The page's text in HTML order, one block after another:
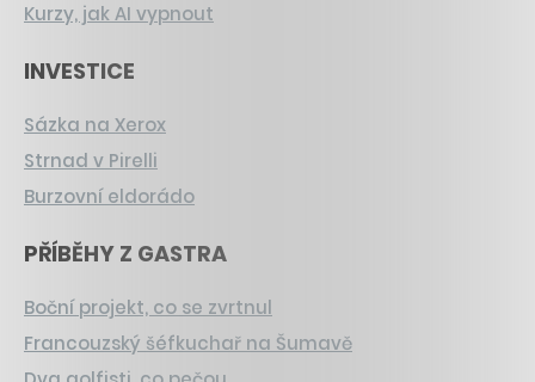
Kurzy, jak AI vypnout
INVESTICE
Sázka na Xerox
Strnad v Pirelli
Burzovní eldorádo
PŘÍBĚHY Z GASTRA
Boční projekt, co se zvrtnul
Francouzský šéfkuchař na Šumavě